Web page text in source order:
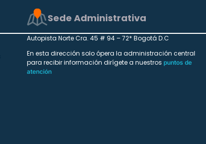
Sede Administrativa
Autopista Norte Cra. 45 # 94 – 72* Bogotá D.C
En esta dirección solo ópera la administración central
para recibir información dirígete a nuestros puntos de
atención